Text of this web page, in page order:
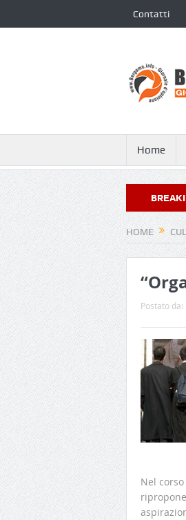
Contatti
Home
NEWS
classifica dei 250 ospedali più green
HOME
Postato da:
Nel